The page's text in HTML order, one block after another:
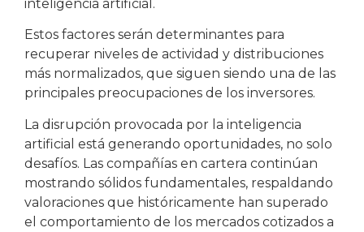
inteligencia artificial.
Estos factores serán determinantes para
recuperar niveles de actividad y distribuciones
más normalizados, que siguen siendo una de las
principales preocupaciones de los inversores.
La disrupción provocada por la inteligencia
artificial está generando oportunidades, no solo
desafíos. Las compañías en cartera continúan
mostrando sólidos fundamentales, respaldando
valoraciones que históricamente han superado
el comportamiento de los mercados cotizados a